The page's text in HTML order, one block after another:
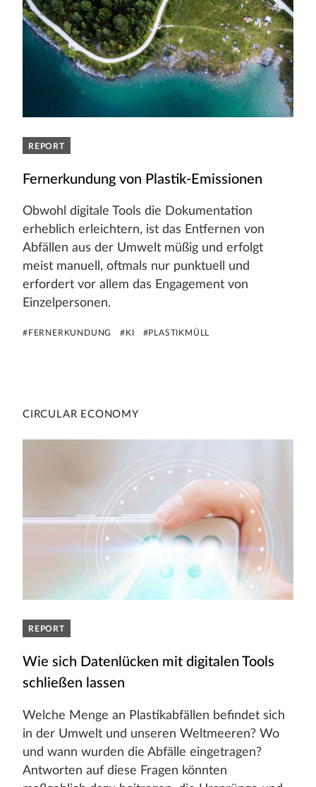
REPORT
Fernerkundung von Plastik-Emissionen
Obwohl digitale Tools die Dokumentation
erheblich erleichtern, ist das Entfernen von
Abfällen aus der Umwelt müßig und erfolgt
meist manuell, oftmals nur punktuell und
erfordert vor allem das Engagement von
Einzelpersonen.
#FERNERKUNDUNG #KI #PLASTIKMÜLL
CIRCULAR ECONOMY
REPORT
Wie sich Datenlücken mit digitalen Tools
schließen lassen
Welche Menge an Plastikabfällen befindet sich
in der Umwelt und unseren Weltmeeren? Wo
und wann wurden die Abfälle eingetragen?
Antworten auf diese Fragen könnten